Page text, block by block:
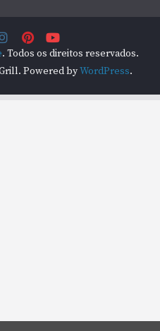
. Todos os direitos reservados.
Powered byWordPress.